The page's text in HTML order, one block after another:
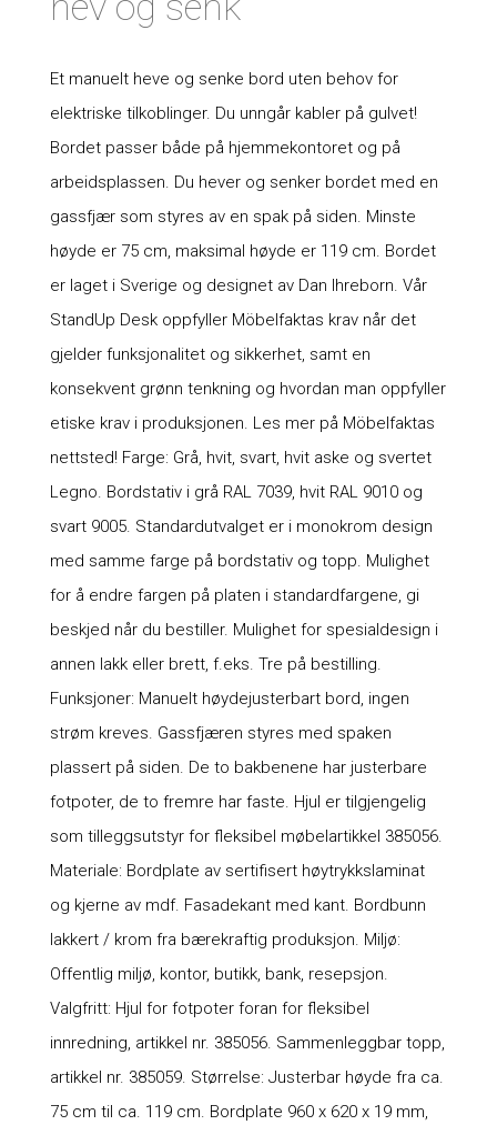
Et manuelt heve og senke bord uten behov for
elektriske tilkoblinger. Du unngår kabler på gulvet!
Bordet passer både på hjemmekontoret og på
arbeidsplassen. Du hever og senker bordet med en
gassfjær som styres av en spak på siden. Minste
høyde er 75 cm, maksimal høyde er 119 cm. Bordet
er laget i Sverige og designet av Dan Ihreborn. Vår
StandUp Desk oppfyller Möbelfaktas krav når det
gjelder funksjonalitet og sikkerhet, samt en
konsekvent grønn tenkning og hvordan man oppfyller
etiske krav i produksjonen. Les mer på Möbelfaktas
nettsted! Farge: Grå, hvit, svart, hvit aske og svertet
Legno. Bordstativ i grå RAL 7039, hvit RAL 9010 og
svart 9005. Standardutvalget er i monokrom design
med samme farge på bordstativ og topp. Mulighet
for å endre fargen på platen i standardfargene, gi
beskjed når du bestiller. Mulighet for spesialdesign i
annen lakk eller brett, f.eks. Tre på bestilling.
Funksjoner: Manuelt høydejusterbart bord, ingen
strøm kreves. Gassfjæren styres med spaken
plassert på siden. De to bakbenene har justerbare
fotpoter, de to fremre har faste. Hjul er tilgjengelig
som tilleggsutstyr for fleksibel møbelartikkel 385056.
Materiale: Bordplate av sertifisert høytrykkslaminat
og kjerne av mdf. Fasadekant med kant. Bordbunn
lakkert / krom fra bærekraftig produksjon. Miljø:
Offentlig miljø, kontor, butikk, bank, resepsjon.
Valgfritt: Hjul for fotpoter foran for fleksibel
innredning, artikkel nr. 385056. Sammenleggbar topp,
artikkel nr. 385059. Størrelse: Justerbar høyde fra ca.
75 cm til ca. 119 cm. Bordplate 960 x 620 x 19 mm,